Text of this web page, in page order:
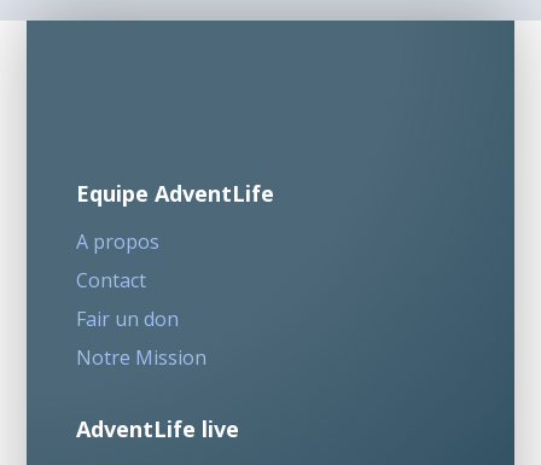
Equipe AdventLife
A propos
Contact
Fair un don
Notre Mission
AdventLife live